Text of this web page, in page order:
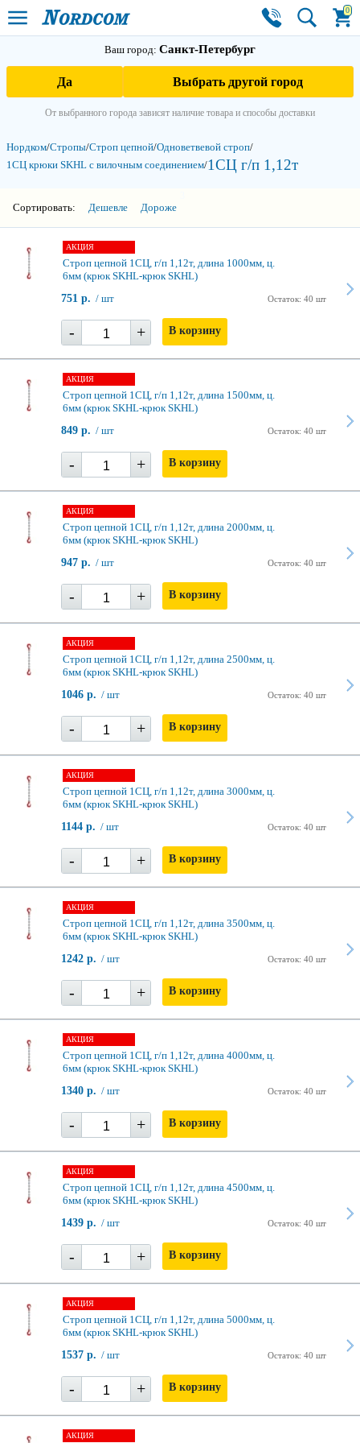
0
Ваш город: Санкт-Петербург
Да Выбрать другой город
От выбранного города зависят наличие товара и способы доставки
Нордком/Стропы/Строп цепной/Одноветвевой строп/
1СЦ крюки SKHL с вилочным соединением/1СЦ г/п 1,12т
Сортировать: Дешевле Дороже
АКЦИЯ
Строп цепной 1СЦ, г/п 1,12т, длина 1000мм, ц.
6мм (крюк SKHL-крюк SKHL)
Остаток: 40 шт
751 р. / шт
- + В корзину
АКЦИЯ
Строп цепной 1СЦ, г/п 1,12т, длина 1500мм, ц.
6мм (крюк SKHL-крюк SKHL)
Остаток: 40 шт
849 р. / шт
- + В корзину
АКЦИЯ
Строп цепной 1СЦ, г/п 1,12т, длина 2000мм, ц.
6мм (крюк SKHL-крюк SKHL)
Остаток: 40 шт
947 р. / шт
- + В корзину
АКЦИЯ
Строп цепной 1СЦ, г/п 1,12т, длина 2500мм, ц.
6мм (крюк SKHL-крюк SKHL)
Остаток: 40 шт
1046 р. / шт
- + В корзину
АКЦИЯ
Строп цепной 1СЦ, г/п 1,12т, длина 3000мм, ц.
6мм (крюк SKHL-крюк SKHL)
Остаток: 40 шт
1144 р. / шт
- + В корзину
АКЦИЯ
Строп цепной 1СЦ, г/п 1,12т, длина 3500мм, ц.
6мм (крюк SKHL-крюк SKHL)
Остаток: 40 шт
1242 р. / шт
- + В корзину
АКЦИЯ
Строп цепной 1СЦ, г/п 1,12т, длина 4000мм, ц.
6мм (крюк SKHL-крюк SKHL)
Остаток: 40 шт
1340 р. / шт
- + В корзину
АКЦИЯ
Строп цепной 1СЦ, г/п 1,12т, длина 4500мм, ц.
6мм (крюк SKHL-крюк SKHL)
Остаток: 40 шт
1439 р. / шт
- + В корзину
АКЦИЯ
Строп цепной 1СЦ, г/п 1,12т, длина 5000мм, ц.
6мм (крюк SKHL-крюк SKHL)
Остаток: 40 шт
1537 р. / шт
- + В корзину
АКЦИЯ